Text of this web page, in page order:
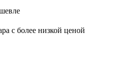
с более низкой ценой